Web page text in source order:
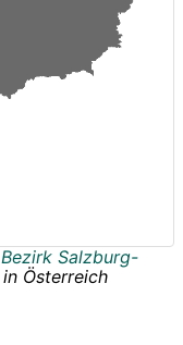
Bezirk Salzburg-
in Österreich